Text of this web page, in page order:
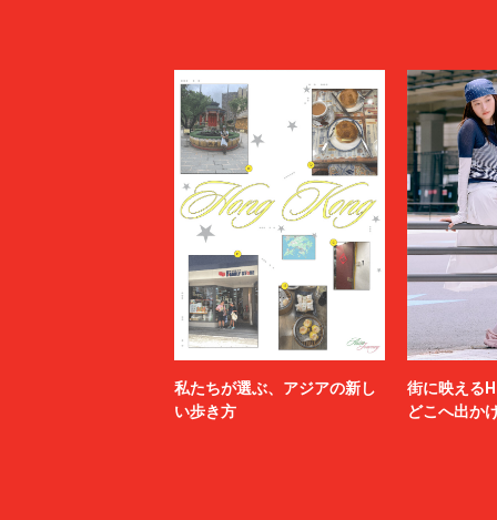
私たちが選ぶ、アジアの新し
い歩き方
街に映える
どこへ出か